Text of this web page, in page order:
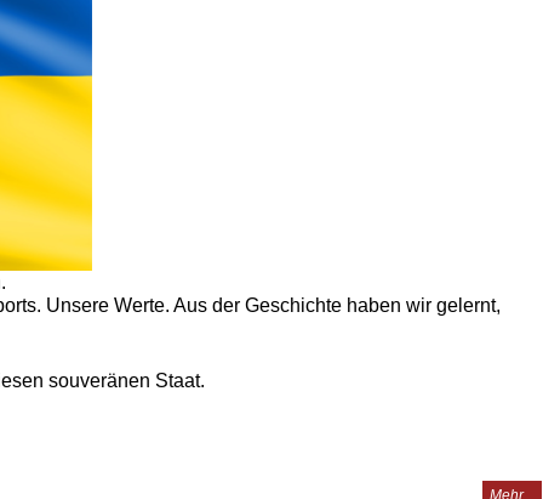
Unsere Werte. Aus der Geschichte haben wir gelernt,
souveränen Staat.
Mehr...